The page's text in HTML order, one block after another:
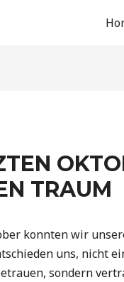
TRAUM
konnten wir
uns, nicht
sondern